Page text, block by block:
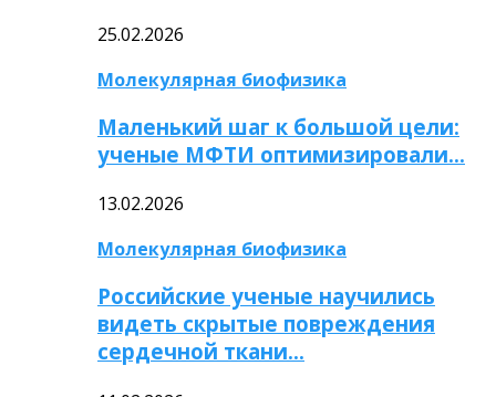
25.02.2026
Молекулярная биофизика
Маленький шаг к большой цели:
ученые МФТИ оптимизировали…
13.02.2026
Молекулярная биофизика
Российские ученые научились
видеть скрытые повреждения
сердечной ткани…